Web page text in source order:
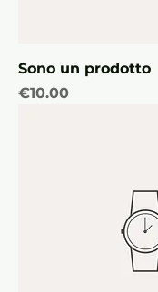
Sono un prodotto
Price
€10.00